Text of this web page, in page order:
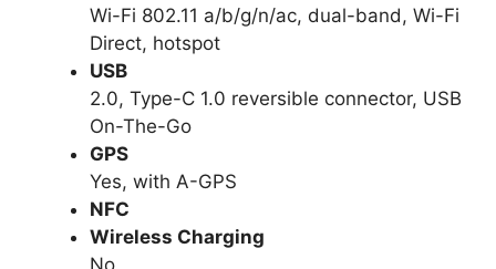
Wi-Fi 802.11 a/b/g/n/ac, dual-band, Wi-Fi
Direct, hotspot
USB
2.0, Type-C 1.0 reversible connector, USB
On-The-Go
GPS
Yes, with A-GPS
NFC
Wireless Charging
No